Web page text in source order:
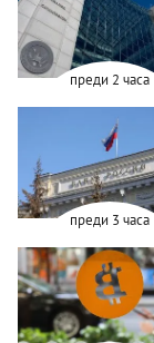
преди 2 часа
преди 3 часа